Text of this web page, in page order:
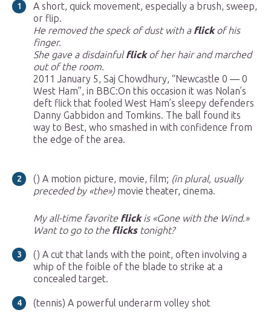
A short, quick movement, especially a brush, sweep,
or flip.
He removed the speck of dust with a flickof his
finger.
She gave a disdainfulflickof her hair and marched
out of the room.
2011 January 5, Saj Chowdhury, “Newcastle 0 — 0
West Ham”, in BBC‎:On this occasion it was Nolan’s
deft flick that fooled West Ham’s sleepy defenders
Danny Gabbidon and Tomkins. The ball found its
way to Best, who smashed in with confidence from
the edge of the area.
() A motion picture, movie, film; (in plural, usually
preceded by «the»)movie theater, cinema.
My all-time favorite flickis «Gone with the Wind.»
Want to go to the flickstonight?
() A cut that lands with the point, often involving a
whip of the foible of the blade to strike at a
concealed target.
(tennis) A powerful underarm volley shot